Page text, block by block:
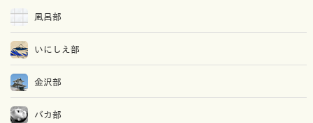
風呂部
いにしえ部
金沢部
バカ部